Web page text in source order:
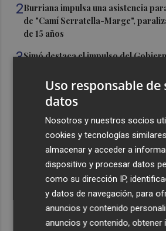
2Burriana impulsa una asistencia
de "Camí Serratella-Marge",
de 15 años
3Simó destaca el impulso del
euros de Carrasco"
Castelló adjudica a Civicons por
obras de reforma de la tenencia de
Castelló acelera el montaje de la
playas y el Planetari del eclipse
evento histórico"
Uso responsable de
datos
Nosotros y nuestros socios
cookies y tecnologías
almacenar y acceder a
dispositivo y procesar datos
como su dirección IP,
y datos de navegación, para
anuncios y contenido
anuncios y contenido, obtener